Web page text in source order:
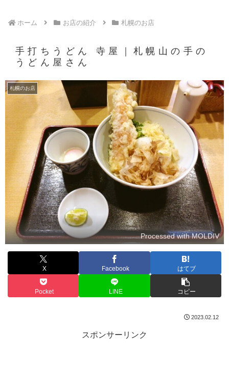
ホーム お店の紹介 札幌のお店
手打ちうどん 寺屋｜札幌山の手の
うどん屋さん
札幌のお店
Processed with MOLDIV
X Facebook はてブ
Pocket LINE コピー
2023.02.12
スポンサーリンク